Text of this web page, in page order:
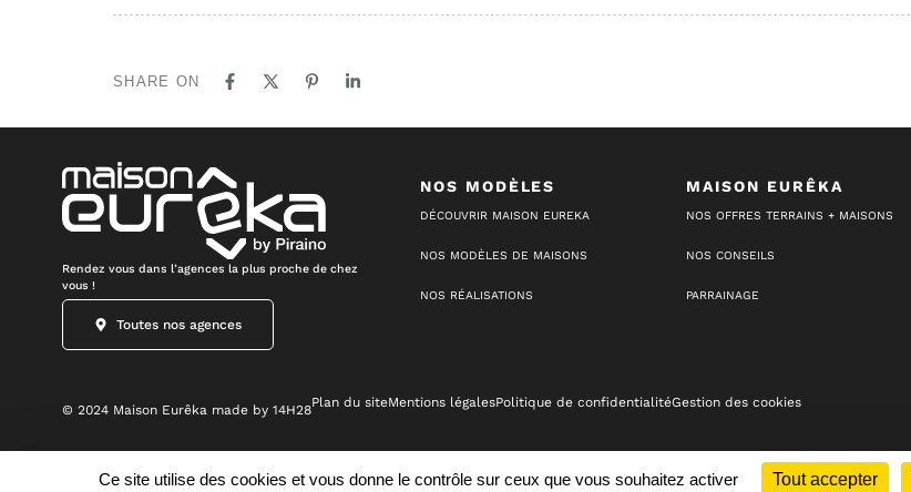
SHARE ON
Rendez vous dans l’agences la plus proche de chez
vous !
Toutes nos agences
NOS MODÈLES
DÉCOUVRIR MAISON EUREKA
NOS MODÈLES DE MAISONS
NOS RÉALISATIONS
MAISON EURÊKA
NOS OFFRES TERRAINS + MAISONS
NOS CONSEILS
PARRAINAGE
© 2024 Maison Eurêka made by 14H28Plan du siteMentions légalesPolitique de confidentialitéGestion des cookies
Ce site utilise des cookies et vous donne le contrôle sur ceux que vous souhaitez activer Tout accepter